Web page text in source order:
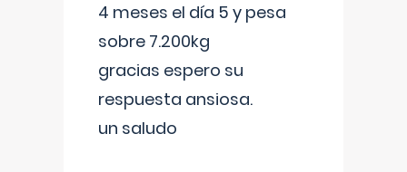
4 meses el día 5 y pesa
sobre 7.200kg
gracias espero su
respuesta ansiosa.
un saludo